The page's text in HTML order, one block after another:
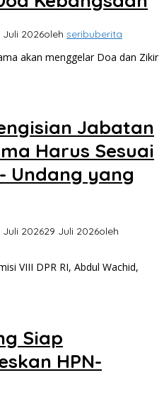
Juli 2026oleh seribuberita
akan menggelar Doa dan Zikir
Jabatan
Harus Sesuai
Undang yang
Juli 202629 Juli 2026oleh
VIII DPR RI, Abdul Wachid,
Siap
HPN-